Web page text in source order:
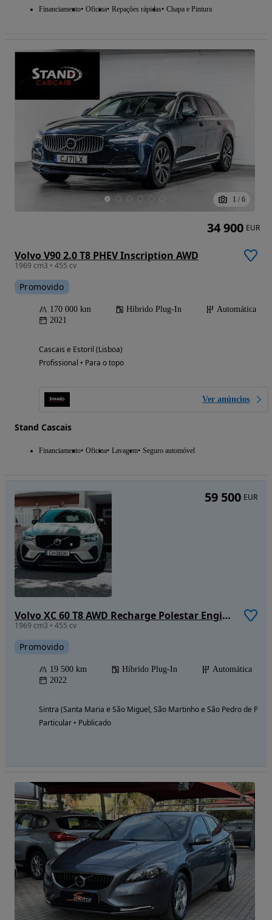
Financiamento Oficina Repações rápidas Chapa e Pintura
1 / 6
Volvo V90 2.0 T8 PHEV Inscription AWD
1969 cm3 • 455 cv
Promovido
170 000 km Híbrido Plug-In
Automática
2021
Cascais e Estoril (Lisboa)
Profissional • Para o topo
Ver anúncios
Stand Cascais
Financiamento Oficina Lavagem Seguro automóvel
34 900 EUR
Volvo XC 60 T8 AWD Recharge Polestar Engineered
1969 cm3 • 455 cv
Promovido
19 500 km Híbrido Plug-In
Automática
2022
Sintra (Santa Maria e São Miguel, São Martinho e São Pedro de
Particular • Publicado
59 500 EUR